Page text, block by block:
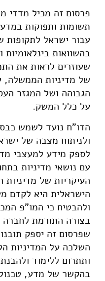
פרסום זה מכיל מדדי
תשומות ותפוקות
עבור ישראל לתקופות
בהשוואות
שעוזרים לראות את
של מדיניות
הגבוהה ושל המגזר
על כלל המשק.
הדו"ח נועד לשמש
ולניתוח מצבה של
לספק מידע למעצבי
עם נושאי מדיניות
העיקריות של מדיניות
הישראלית היא לקדם
ולהבטיח כי המו"פ
בצורה התורמת לחברה
שפרסום זה יספק
השלכה על המדיניות
ותתרום ללימוד
בהקשר של מדע,